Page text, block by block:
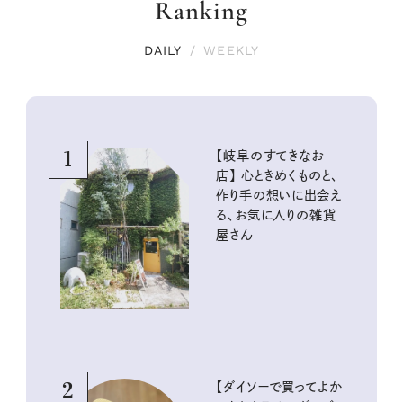
Ranking
DAILY / WEEKLY
1
【岐阜のすてきなお
店】 心ときめくものと、
作り手の想いに出会え
る、お気に入りの雑貨
屋さん
2
【ダイソーで買ってよか